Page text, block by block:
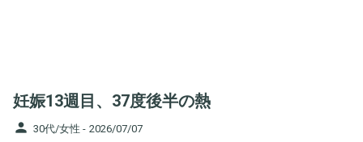
妊娠13週目、37度後半の熱
person 30代/女性 - 2026/07/07